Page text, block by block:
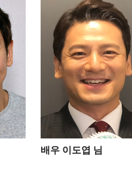
배우 이도엽 님